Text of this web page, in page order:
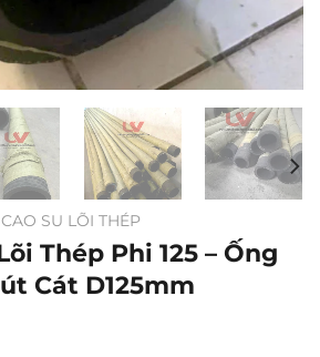
SU LÕI THÉP
Thép Phi 125 – Ống
Cát D125mm